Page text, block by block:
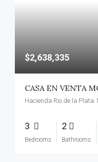
$2,638,335
3
Bedrooms
2
Bathrooms